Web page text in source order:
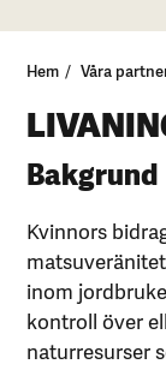
Hem Våra
Bakgrund
Kvinnors
inom
kontroll över
naturresurser